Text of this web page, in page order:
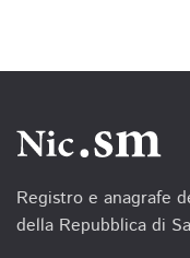
Registro e anagrafe
della Repubblica di